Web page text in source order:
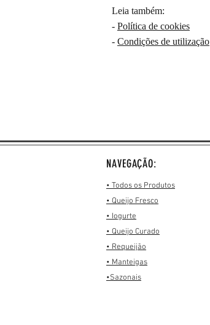
Leia também:
- Política de cookies
- Condições de utilização
NAVEGAÇÃO:
• Todos os Produtos
• Queijo Fresco
• Iogurte
• Queijo Curado
• Requeijão
• Manteigas
•Sazonais